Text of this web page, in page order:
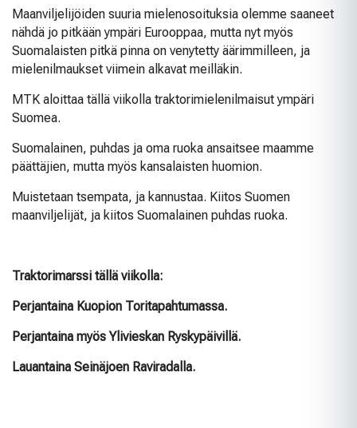
Maanviljelijöiden suuria mielenosoituksia olemme saaneet
nähdä jo pitkään ympäri Eurooppaa, mutta nyt myös
Suomalaisten pitkä pinna on venytetty äärimmilleen, ja
mielenilmaukset viimein alkavat meilläkin.
MTK aloittaa tällä viikolla traktorimielenilmaisut ympäri
Suomea.
Suomalainen, puhdas ja oma ruoka ansaitsee maamme
päättäjien, mutta myös kansalaisten huomion.
Muistetaan tsempata, ja kannustaa. Kiitos Suomen
maanviljelijät, ja kiitos Suomalainen puhdas ruoka.
Traktorimarssi tällä viikolla:
Perjantaina Kuopion Toritapahtumassa.
Perjantaina myös Ylivieskan Ryskypäivillä.
Lauantaina Seinäjoen Raviradalla.